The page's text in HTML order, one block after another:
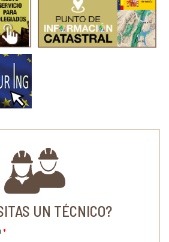
UN TÉCNICO?
*